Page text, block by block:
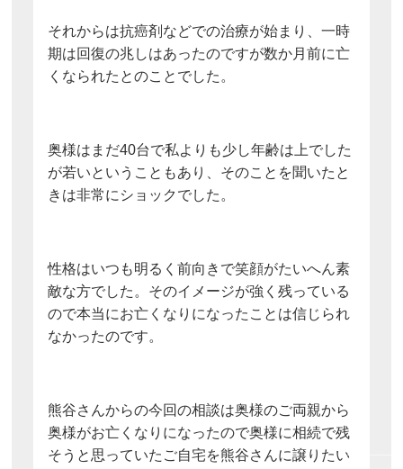
それからは抗癌剤などでの治療が始まり、一時
期は回復の兆しはあったのですが数か月前に亡
くなられたとのことでした。
奥様はまだ40台で私よりも少し年齢は上でした
が若いということもあり、そのことを聞いたと
きは非常にショックでした。
性格はいつも明るく前向きで笑顔がたいへん素
敵な方でした。そのイメージが強く残っている
ので本当にお亡くなりになったことは信じられ
なかったのです。
熊谷さんからの今回の相談は奥様のご両親から
奥様がお亡くなりになったので奥様に相続で残
そうと思っていたご自宅を熊谷さんに譲りたい